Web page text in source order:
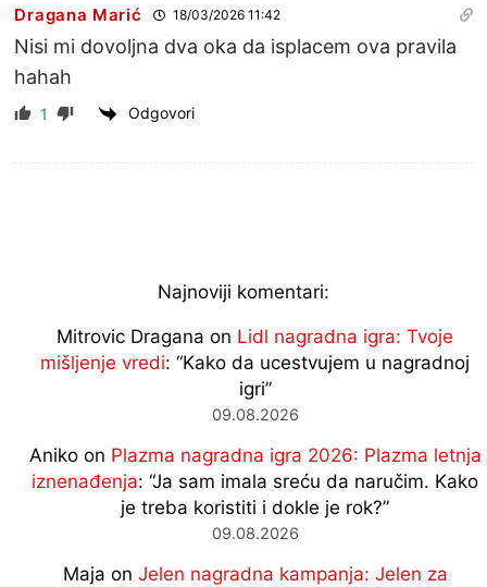
Dragana Marić 18/03/2026 11:42
Nisi mi dovoljna dva oka da isplacem ova pravila
hahah
1 Odgovori
Najnoviji komentari:
Mitrovic Dragana on Lidl nagradna igra: Tvoje
mišljenje vredi: “Kako da ucestvujem u nagradnoj
igri”
09.08.2026
Anikoon Plazma nagradna igra 2026: Plazma letnja
iznenađenja: “Ja sam imala sreću da naručim. Kako
je treba koristiti i dokle je rok?”
09.08.2026
Maja on Jelen nagradna kampanja: Jelen za